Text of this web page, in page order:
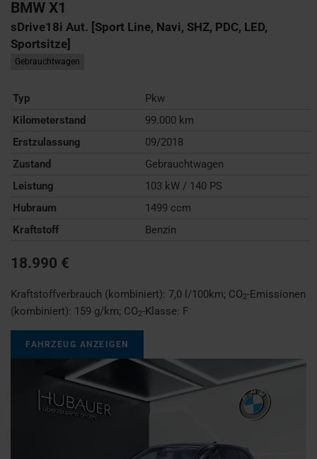
BMW X1
sDrive18i Aut. [Sport Line, Navi, SHZ, PDC, LED,
Sportsitze]
Gebrauchtwagen
Typ
Pkw
Kilometerstand
99.000 km
Erstzulassung
09/2018
Zustand
Gebrauchtwagen
Leistung
103 kW / 140 PS
Hubraum
1499 ccm
Kraftstoff
Benzin
18.990 €
Kraftstoffverbrauch (kombiniert): 7,0 l/100km; CO2-Emissionen
(kombiniert): 159 g/km; CO2-Klasse: F
FAHRZEUG ANZEIGEN